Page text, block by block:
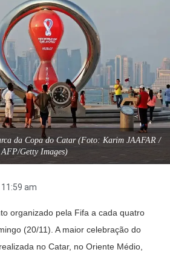
da Copa do Catar (Foto: Karim JAAFAR /
AFP/Getty Images)
11:59 am
organizado pela Fifa a cada quatro
(20/11). A maior celebração do
no Catar, no Oriente Médio,